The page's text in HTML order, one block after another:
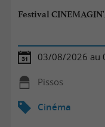
Festival
03/08/2026 au
Pissos
Cinéma